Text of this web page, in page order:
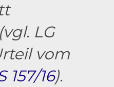
LG
vom
157/16).